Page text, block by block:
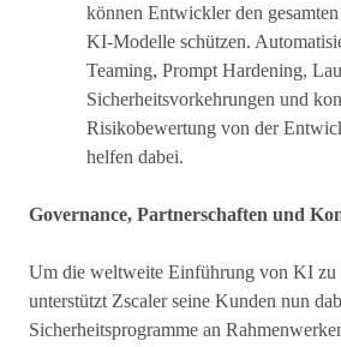
können Entwickler den
KI-Modelle schützen.
Teaming, Prompt Hardening,
Sicherheitsvorkehrungen und
Risikobewertung von der
helfen dabei.
Governance, Partnerschaften und
Um die weltweite Einführung von KI zu
unterstützt Zscaler seine Kunden nun
Sicherheitsprogramme an